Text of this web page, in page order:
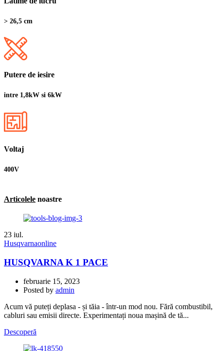
> 26,5 cm
Putere de iesire
intre 1,8kW si 6kW
Voltaj
400V
Articolele noastre
23 iul.
Husqvarnaonline
HUSQVARNA K 1 PACE
februarie 15, 2023
Posted by admin
Acum vă puteți deplasa - și tăia - într-un mod nou. Fără combustibil,
cabluri sau emisii directe. Experimentați noua mașină de tă...
Descoperă